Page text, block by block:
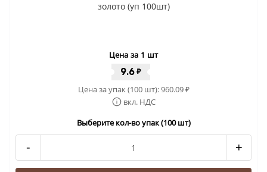
золото (уп 100шт)
Цена за 1 шт
9.6 ₽
Цена за упак (100 шт):960.09₽
вкл. НДС
Выберите кол-во упак (100 шт)
- +